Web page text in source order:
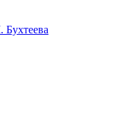
Бухтеева